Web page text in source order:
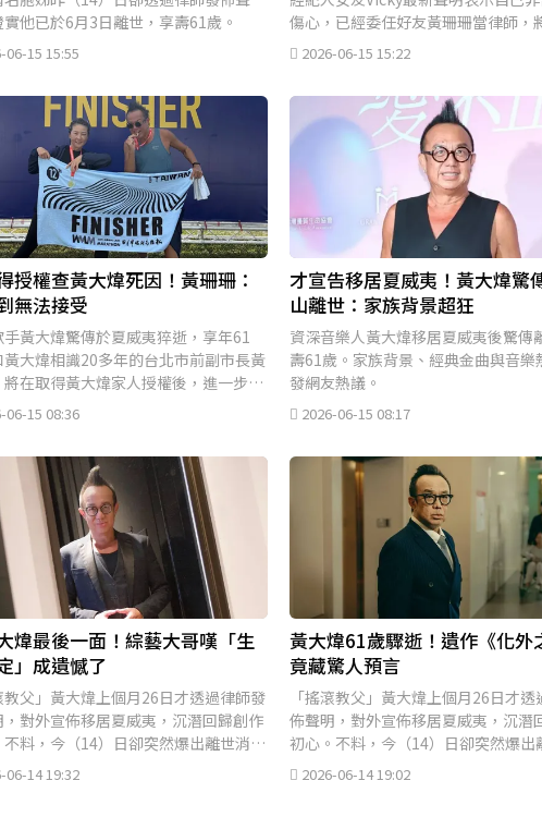
實他已於6月3日離世，享壽61歲。
06-15 15:55
傷心，已經委任好友黃珊珊當律師，
前往香港和黃大煒的母親和弟弟見面。
2026-06-15 15:22
授權查黃大煒死因！黃珊珊：
無法接受
手黃大煒驚傳於夏威夷猝逝，享年61
黃大煒相識20多年的台北市前副市長黃
在取得黃大煒家人授權後，進一步釐
死因。
06-15 08:36
才宣告移居夏威夷！黃大煒驚
山離世：家族背景超狂
資深音樂人黃大煒移居夏威夷後驚傳
壽61歲。家族背景、經典金曲與音樂
發網友熱議。
2026-06-15 08:17
煒最後一面！綜藝大哥嘆「生
」成遺憾了
教父」黃大煒上個月26日才透過律師發
對外宣佈移居夏威夷，沉潛回歸創作
料，今（14）日卻突然爆出離世消
06-14 19:32
黃大煒61歲驟逝！遺作《化外
竟藏驚人預言
「搖滾教父」黃大煒上個月26日才
佈聲明，對外宣佈移居夏威夷，沉潛
初心。不料，今（14）日卻突然爆出
息。
2026-06-14 19:02